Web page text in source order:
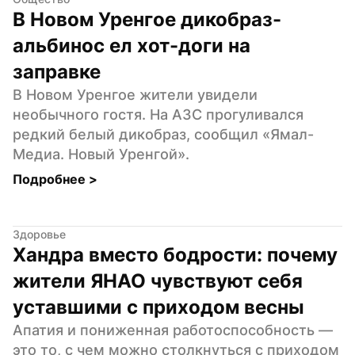
В Новом Уренгое дикобраз-
альбинос ел хот-доги на
заправке
В Новом Уренгое жители увидели
необычного гостя. На АЗС прогуливался
редкий белый дикобраз, сообщил «Ямал-
Медиа. Новый Уренгой».
Подробнее >
Здоровье
Хандра вместо бодрости: почему
жители ЯНАО чувствуют себя
уставшими с приходом весны
Апатия и пониженная работоспособность —
это то, с чем можно столкнуться с приходом